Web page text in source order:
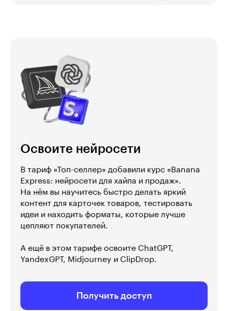
Освоите нейросети
В тариф «Топ-селлер» добавили курс «Banana
Express: нейросети для хайпа и продаж».
На нём вы научитесь быстро делать яркий
контент для карточек товаров, тестировать
идеи и находить форматы, которые лучше
цепляют покупателей.
А ещё в этом тарифе освоите ChatGPT,
YandexGPT, Midjourney и ClipDrop.
Получить доступ